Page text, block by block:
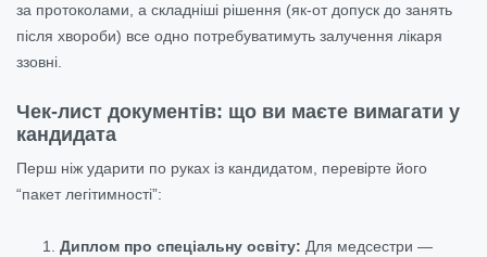
за протоколами, а складніші рішення (як-от допуск до занять
після хвороби) все одно потребуватимуть залучення лікаря
ззовні.
Чек-лист документів: що ви маєте вимагати у
кандидата
Перш ніж ударити по руках із кандидатом, перевірте його
“пакет легітимності”:
Диплом про спеціальну освіту: Для медсестри —